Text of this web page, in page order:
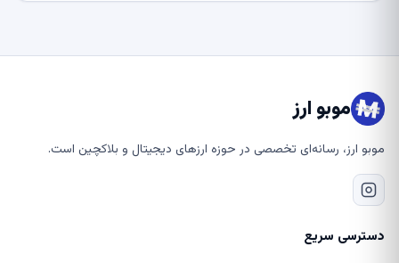
موبو ارز
موبو ارز، رسانه‌ای تخصصی در حوزه ارزهای دیجیتال و بلاکچین است.
دسترسی سریع